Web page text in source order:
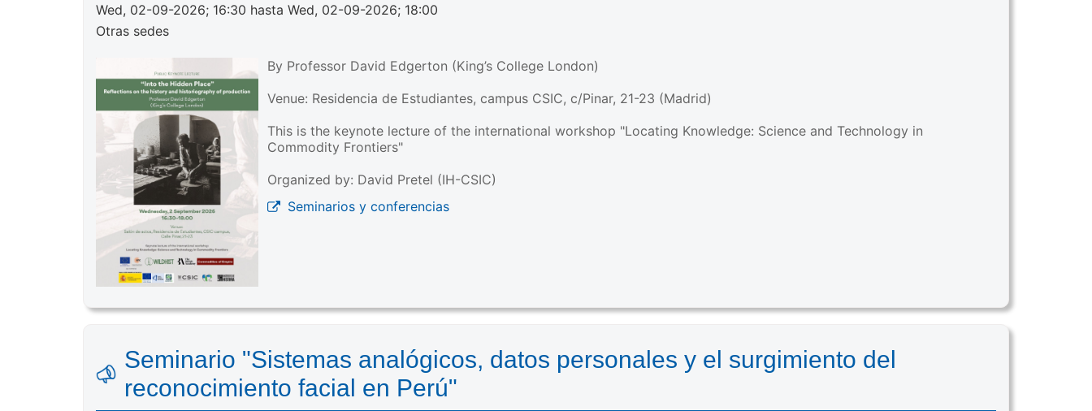
Wed, 02-09-2026; 16:30 hasta Wed, 02-09-2026; 18:00
Otras sedes
By Professor David Edgerton (King’s College London)
Venue: Residencia de Estudiantes, campus CSIC, c/Pinar, 21-23 (Madrid)
This is the keynote lecture of the international workshop "Locating Knowledge: Science and Technology in
Commodity Frontiers"
Organized by: David Pretel (IH-CSIC)
Seminarios y conferencias
Seminario "Sistemas analógicos, datos personales y el surgimiento del
reconocimiento facial en Perú"